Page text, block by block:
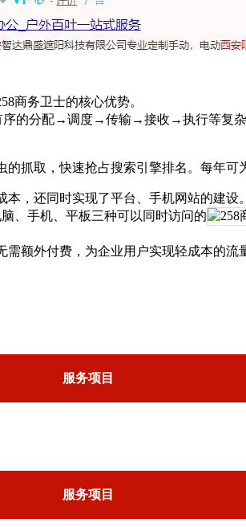
商务卫士的核心优势。
序的分配→调度→传输→接收→执行等复杂
的抓取，快速抢占搜索引擎排名。每年可
，还同时实现了平台、手机网站的建设。
、手机、平板三种可以同时访问的
需额外付费，为企业用户实现轻成本的流
服务项目
服务项目